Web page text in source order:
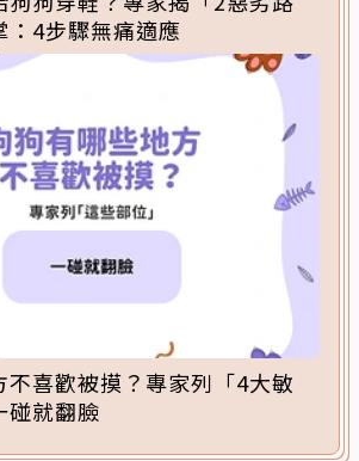
：4步驟無痛適應
不喜歡被摸？專家列「4大敏
碰就翻臉